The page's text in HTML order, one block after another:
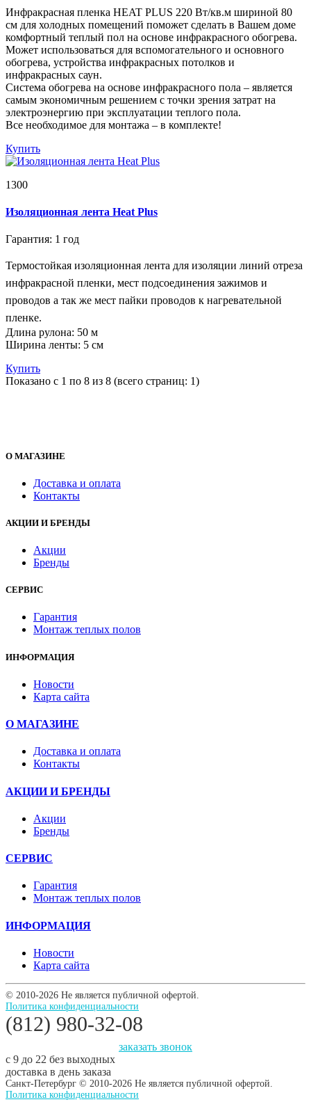
Инфракрасная пленка HEAT PLUS 220 Вт/кв.м шириной 80
см для холодных помещений поможет сделать в Вашем доме
комфортный теплый пол на основе инфракрасного обогрева.
Может использоваться для вспомогательного и основного
обогрева, устройства инфракрасных потолков и
инфракрасных саун.
Система обогрева на основе инфракрасного пола – является
самым экономичным решением с точки зрения затрат на
электроэнергию при эксплуатации теплого пола.
Все необходимое для монтажа – в комплекте!
Купить
1300
Изоляционная лента Heat Plus
Гарантия: 1 год
Термостойкая изоляционная лента для изоляции линий отреза
инфракрасной пленки, мест подсоединения зажимов и
проводов а так же мест пайки проводов к нагревательной
пленке.
Длина рулона: 50 м
Ширина ленты: 5 см
Купить
Показано с 1 по 8 из 8 (всего страниц: 1)
О МАГАЗИНЕ
Доставка и оплата
Контакты
АКЦИИ И БРЕНДЫ
Акции
Бренды
СЕРВИС
Гарантия
Монтаж теплых полов
ИНФОРМАЦИЯ
Новости
Карта сайта
О МАГАЗИНЕ
Доставка и оплата
Контакты
АКЦИИ И БРЕНДЫ
Акции
Бренды
СЕРВИС
Гарантия
Монтаж теплых полов
ИНФОРМАЦИЯ
Новости
Карта сайта
© 2010-2026 Не является публичной офертой.
Политика конфиденциальности
(812) 980-32-08
заказать звонок
с 9 до 22 без выходных
доставка в день заказа
Санкт-Петербург © 2010-2026 Не является публичной офертой.
Политика конфиденциальности